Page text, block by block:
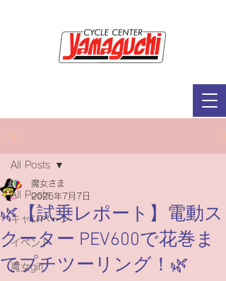
All Posts
キャンペーン
イベント
魔女girl
All Posts
🌿【試乗レポート】電動ス
クーター PEV600で花巻ま
でプチツーリング！🌿
魔女さま
2025年7月7日